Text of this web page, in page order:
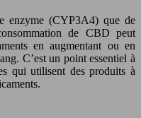
enzyme (CYP3A4) que de
de CBD peut
en augmentant ou en
C’est un point essentiel à
qui utilisent des produits à